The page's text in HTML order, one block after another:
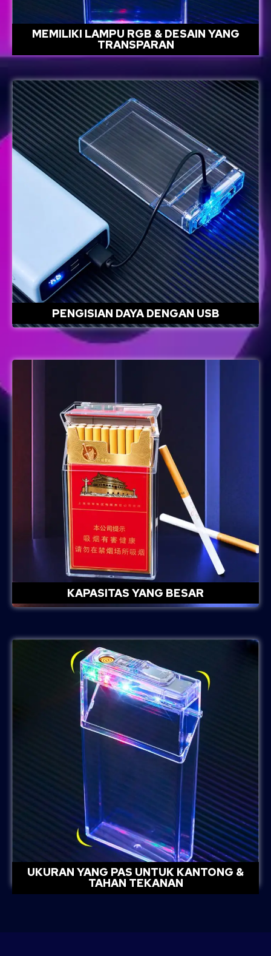
MEMILIKI LAMPU RGB & DESAIN YANG
TRANSPARAN
PENGISIAN DAYA DENGAN USB
KAPASITAS YANG BESAR
UKURAN YANG PAS UNTUK KANTONG &
TAHAN TEKANAN